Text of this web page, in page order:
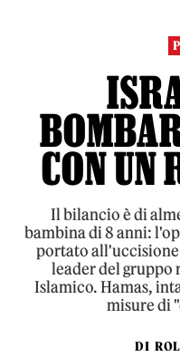
CON UN
Il bilancio è di
bambina di 8 anni:
portato all'uccisione
leader del gruppo
Islamico. Hamas,
misure di
DI